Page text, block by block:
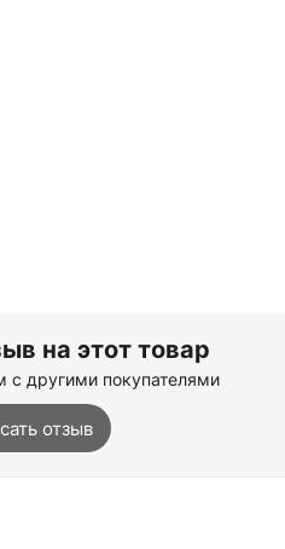
на этот товар
с другими покупателями
отзыв